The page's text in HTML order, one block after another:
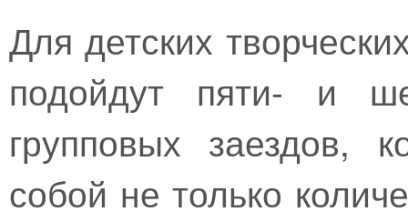
Для детских
подойдут пяти- и
групповых заездов,
собой не только